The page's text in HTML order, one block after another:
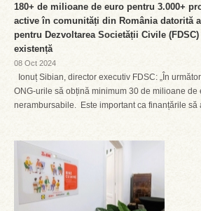
180+ de milioane de euro pentru 3.000+
active în comunități din România datorită
pentru Dezvoltarea Societății Civile
existență
08 Oct 2024
Ionuț Sibian, director executiv FDSC: „În
ONG-urile să obțină minimum 30 de milioane de
nerambursabile. Este important ca finanțările să